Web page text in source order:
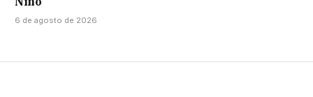
6 de agosto de 2026